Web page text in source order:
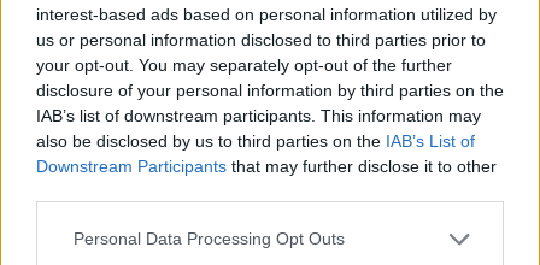
interest-based ads based on personal information utilized by
us or personal information disclosed to third parties prior to
your opt-out. You may separately opt-out of the further
disclosure of your personal information by third parties on the
IAB’s list of downstream participants. This information may
also be disclosed by us to third parties on the IAB’s List of
Downstream Participants that may further disclose it to other
Personal Data Processing Opt Outs
Koh Nang Yuantai laajemmin samasta
aihealueestaMatkailu,Viihdeuutiset-
osioistamme.
Tietoa meistä Toimitusperiaatteet